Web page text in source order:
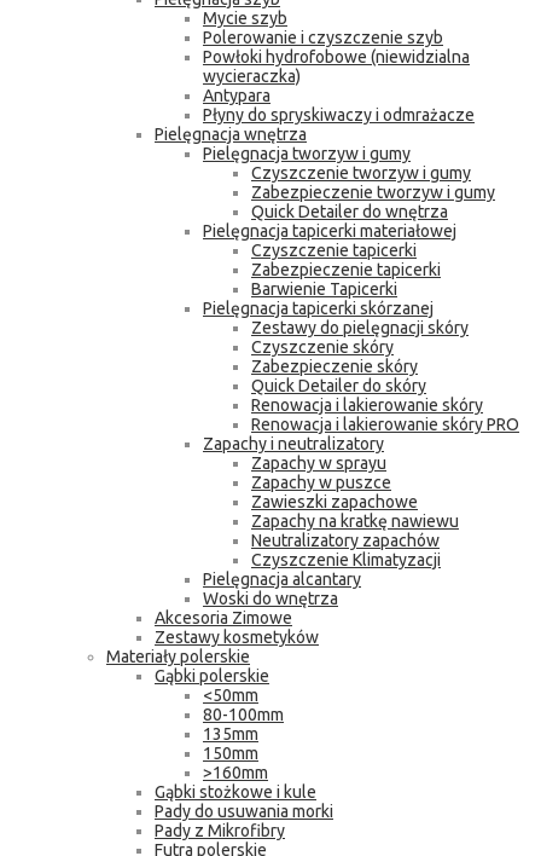
Mycie szyb
Polerowanie i czyszczenie szyb
Powłoki hydrofobowe (niewidzialna
wycieraczka)
Antypara
Płyny do spryskiwaczy i odmrażacze
Pielęgnacja wnętrza
Pielęgnacja tworzyw i gumy
Czyszczenie tworzyw i gumy
Zabezpieczenie tworzyw i gumy
Quick Detailer do wnętrza
Pielęgnacja tapicerki materiałowej
Czyszczenie tapicerki
Zabezpieczenie tapicerki
Barwienie Tapicerki
Pielęgnacja tapicerki skórzanej
Zestawy do pielęgnacji skóry
Czyszczenie skóry
Zabezpieczenie skóry
Quick Detailer do skóry
Renowacja i lakierowanie skóry
Renowacja i lakierowanie skóry PRO
Zapachy i neutralizatory
Zapachy w sprayu
Zapachy w puszce
Zawieszki zapachowe
Zapachy na kratkę nawiewu
Neutralizatory zapachów
Czyszczenie Klimatyzacji
Pielęgnacja alcantary
Woski do wnętrza
Akcesoria Zimowe
Zestawy kosmetyków
Materiały polerskie
Gąbki polerskie
<50mm
80-100mm
135mm
150mm
>160mm
Gąbki stożkowe i kule
Pady do usuwania morki
Pady z Mikrofibry
Futra polerskie